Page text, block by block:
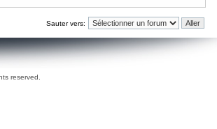
Sauter vers:
reserved.